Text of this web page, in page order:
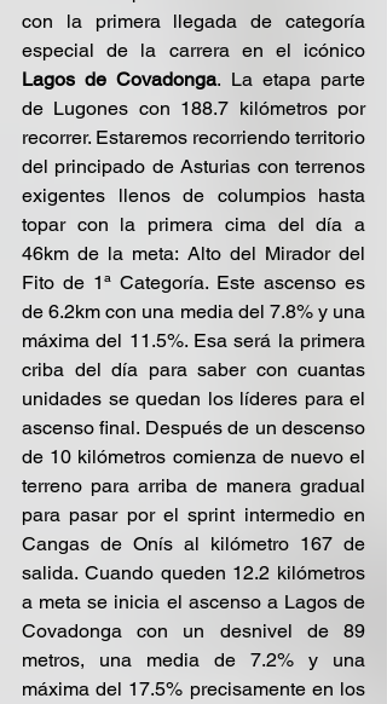
con la primera llegada de categoría
Lagos de Covadonga. La etapa parte
de Lugones con 188.7 kilómetros por
recorrer. Estaremos recorriendo territorio
del principado de Asturias con terrenos
exigentes llenos de columpios hasta
topar con la primera cima del día a
46km de la meta: Alto del Mirador del
Fito de 1ª Categoría. Este ascenso es
de 6.2km con una media del 7.8% y una
máxima del 11.5%. Esa será la primera
criba del día para saber con cuantas
unidades se quedan los líderes para el
ascenso final. Después de un descenso
de 10 kilómetros comienza de nuevo el
terreno para arriba de manera gradual
para pasar por el sprint intermedio en
Cangas de Onís al kilómetro 167 de
salida. Cuando queden 12.2 kilómetros
a meta se inicia el ascenso a Lagos de
Covadonga con un desnivel de 89
metros, una media de 7.2% y una
máxima del 17.5% precisamente en los